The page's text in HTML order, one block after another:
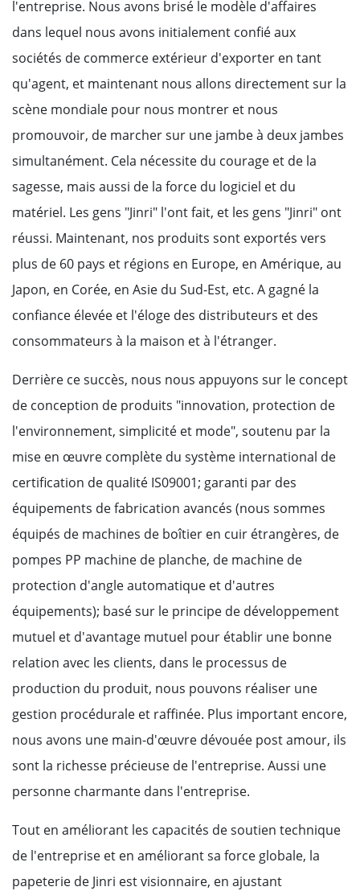
l'entreprise. Nous avons brisé le modèle d'affaires
dans lequel nous avons initialement confié aux
sociétés de commerce extérieur d'exporter en tant
qu'agent, et maintenant nous allons directement sur la
scène mondiale pour nous montrer et nous
promouvoir, de marcher sur une jambe à deux jambes
simultanément. Cela nécessite du courage et de la
sagesse, mais aussi de la force du logiciel et du
matériel. Les gens "Jinri" l'ont fait, et les gens "Jinri" ont
réussi. Maintenant, nos produits sont exportés vers
plus de 60 pays et régions en Europe, en Amérique, au
Japon, en Corée, en Asie du Sud-Est, etc. A gagné la
confiance élevée et l'éloge des distributeurs et des
consommateurs à la maison et à l'étranger.
Derrière ce succès, nous nous appuyons sur le concept
de conception de produits "innovation, protection de
l'environnement, simplicité et mode", soutenu par la
mise en œuvre complète du système international de
certification de qualité IS09001; garanti par des
équipements de fabrication avancés (nous sommes
équipés de machines de boîtier en cuir étrangères, de
pompes PP machine de planche, de machine de
protection d'angle automatique et d'autres
équipements); basé sur le principe de développement
mutuel et d'avantage mutuel pour établir une bonne
relation avec les clients, dans le processus de
production du produit, nous pouvons réaliser une
gestion procédurale et raffinée. Plus important encore,
nous avons une main-d'œuvre dévouée post amour, ils
sont la richesse précieuse de l'entreprise. Aussi une
personne charmante dans l'entreprise.
Tout en améliorant les capacités de soutien technique
de l'entreprise et en améliorant sa force globale, la
papeterie de Jinri est visionnaire, en ajustant